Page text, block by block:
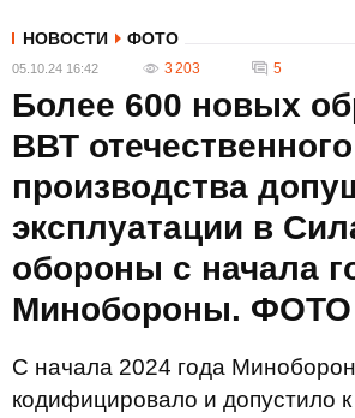
НОВОСТИ ФОТО
05.10.24 16:42 3 203 5
Более 600 новых
ВВТ отечественного
производства
эксплуатации в
обороны с начала
Минобороны. ФОТО
С начала 2024 года
кодифицировало и допустило к